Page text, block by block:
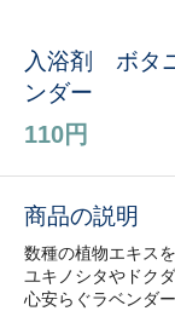
入浴剤 ボタ
ンダー
110円
商品の説明
数種の植物エキス
ユキノシタやドク
心安らぐラベンダ